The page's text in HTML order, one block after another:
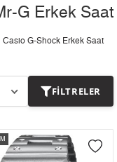
G Erkek Saat
Casio G-Shock Erkek Saat
FILTRELER